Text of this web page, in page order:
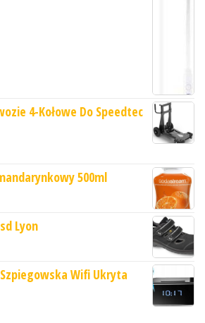
4-Kołowe Do Speedtec
500ml
Lyon
Wifi Ukryta